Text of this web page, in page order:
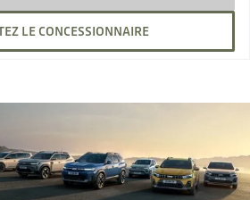
LE CONCESSIONNAIRE